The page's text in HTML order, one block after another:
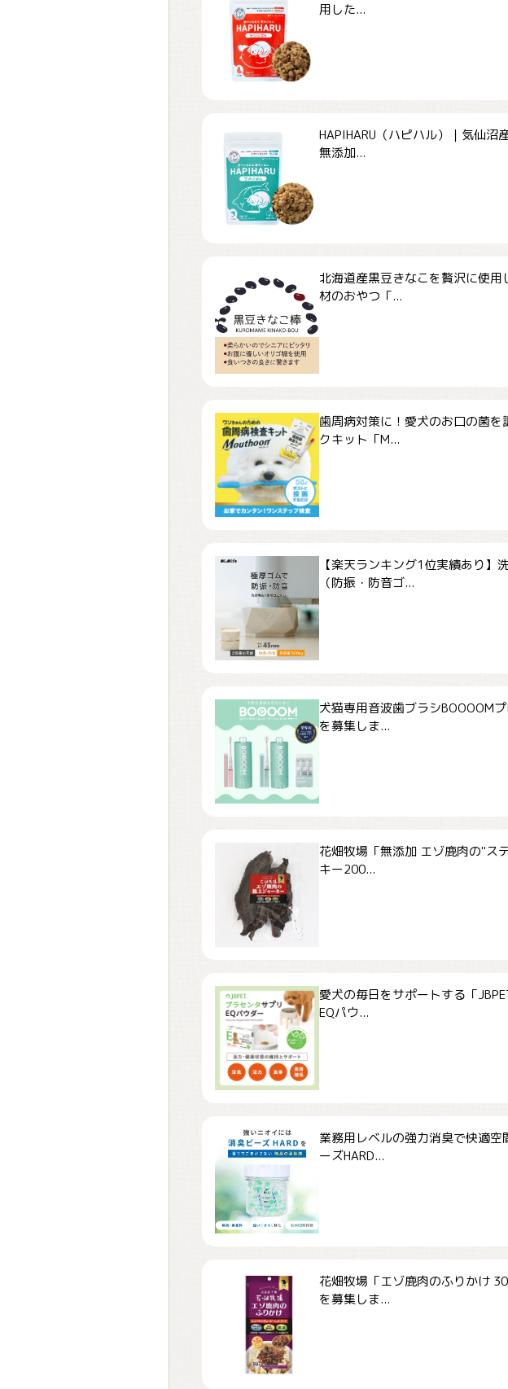
用した...
HAPIHARU（ハピハル）｜気仙沼
無添加...
北海道産黒豆きなこを贅沢に使用
材のおやつ「...
歯周病対策に！愛犬のお口の菌を
クキット「M...
【楽天ランキング1位実績あり】
（防振・防音ゴ...
犬猫専用音波歯ブラシBOOOOM
を募集しま...
花畑牧場「無添加 エゾ鹿肉の"ス
キー200...
愛犬の毎日をサポートする「
EQパウ...
業務用レベルの強力消臭で快適空
ーズHARD...
花畑牧場「エゾ鹿肉のふりかけ
を募集しま...